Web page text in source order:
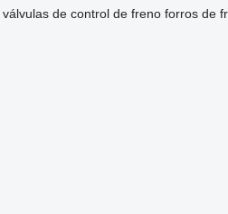
válvulas de control de freno forros de